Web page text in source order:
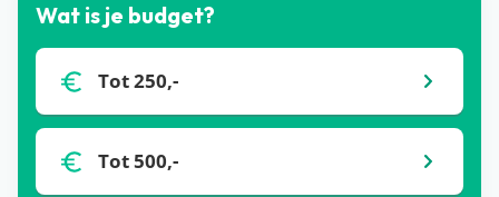
Wat is je budget?
Tot 250,-
Tot 500,-